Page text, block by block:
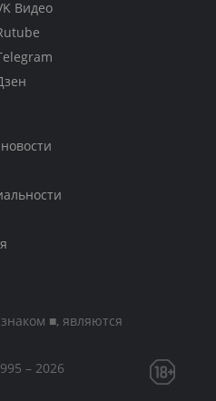
Видео
■, являются
– 2026